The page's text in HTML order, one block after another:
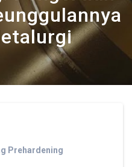
Prehardening